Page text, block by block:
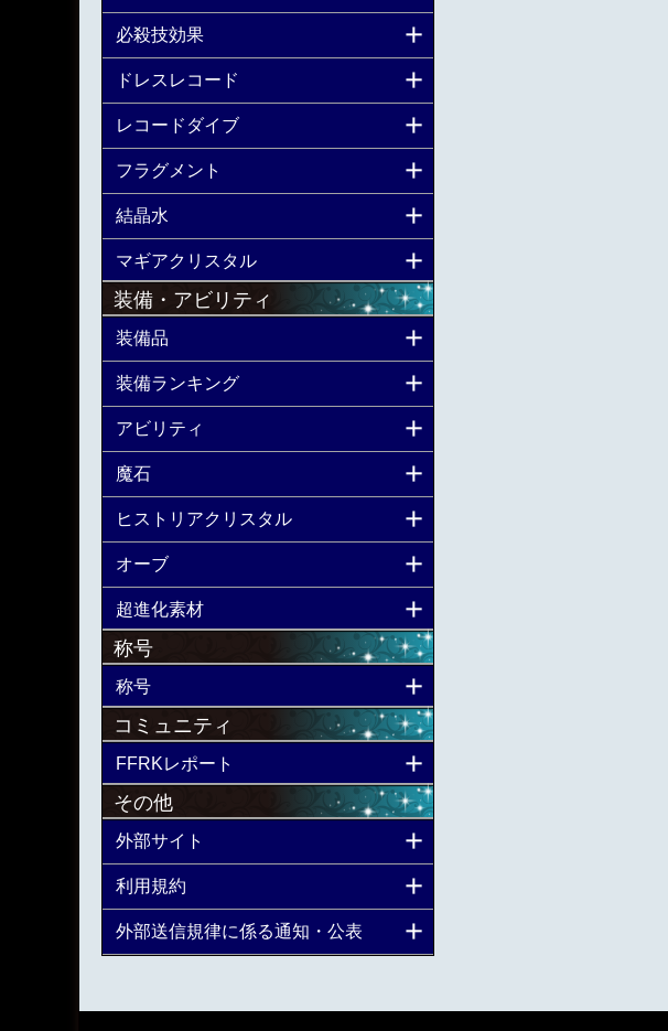
必殺技効果
ドレスレコード
レコードダイブ
フラグメント
結晶水
マギアクリスタル
装備・アビリティ
装備品
装備ランキング
アビリティ
魔石
ヒストリアクリスタル
オーブ
超進化素材
称号
称号
コミュニティ
FFRKレポート
その他
外部サイト
利用規約
外部送信規律に係る通知・公表